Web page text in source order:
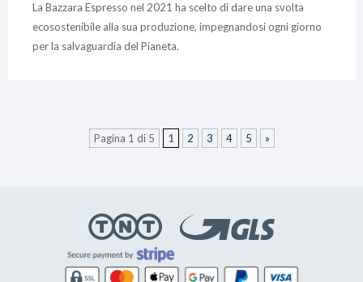
La Bazzara Espresso nel 2021 ha scelto di dare una svolta
ecosostenibile alla sua produzione, impegnandosi ogni giorno
per la salvaguardia del Pianeta.
Pagina 1 di 5 1 2 3 4 5 »